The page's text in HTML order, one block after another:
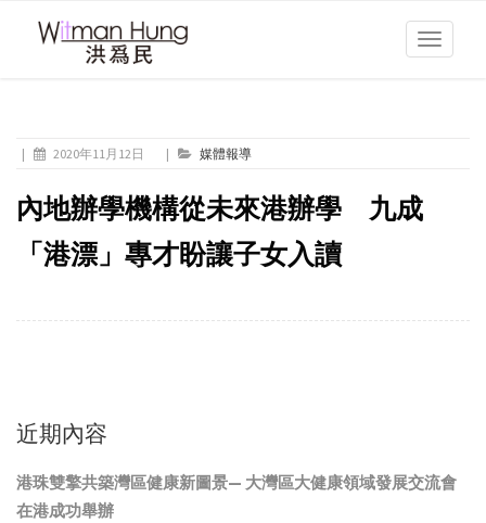
Toggle
| 2020年11月12日 | 媒體報導
內地辦學機構從未來港辦學 九成
「港漂」專才盼讓子女入讀
近期內容
港珠雙擎共築灣區健康新圖景— 大灣區大健康領域發展交流會
在港成功舉辦